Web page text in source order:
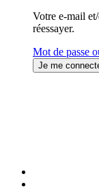
Votre e-mail
réessayer.
Mot de passe